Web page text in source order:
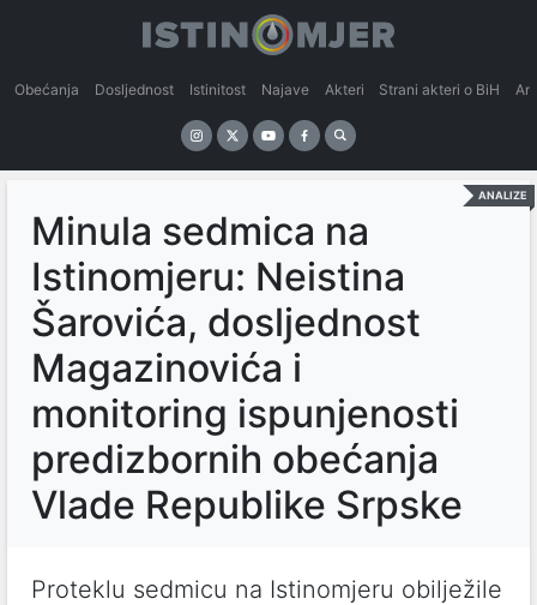
Obećanja Dosljednost Istinitost Najave Akteri Strani akteri o BiH
ANALIZE
Minula sedmica na
Istinomjeru: Neistina
Šarovića, dosljednost
Magazinovića i
monitoring ispunjenosti
predizbornih obećanja
Vlade Republike Srpske
Proteklu sedmicu na Istinomjeru obilježile